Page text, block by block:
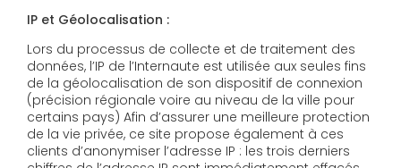
IP et Géolocalisation :
Lors du processus de collecte et de traitement des
données, l’IP de l’Internaute est utilisée aux seules fins
de la géolocalisation de son dispositif de connexion
(précision régionale voire au niveau de la ville pour
certains pays) Afin d’assurer une meilleure protection
de la vie privée, ce site propose également à ces
clients d’anonymiser l’adresse IP : les trois derniers